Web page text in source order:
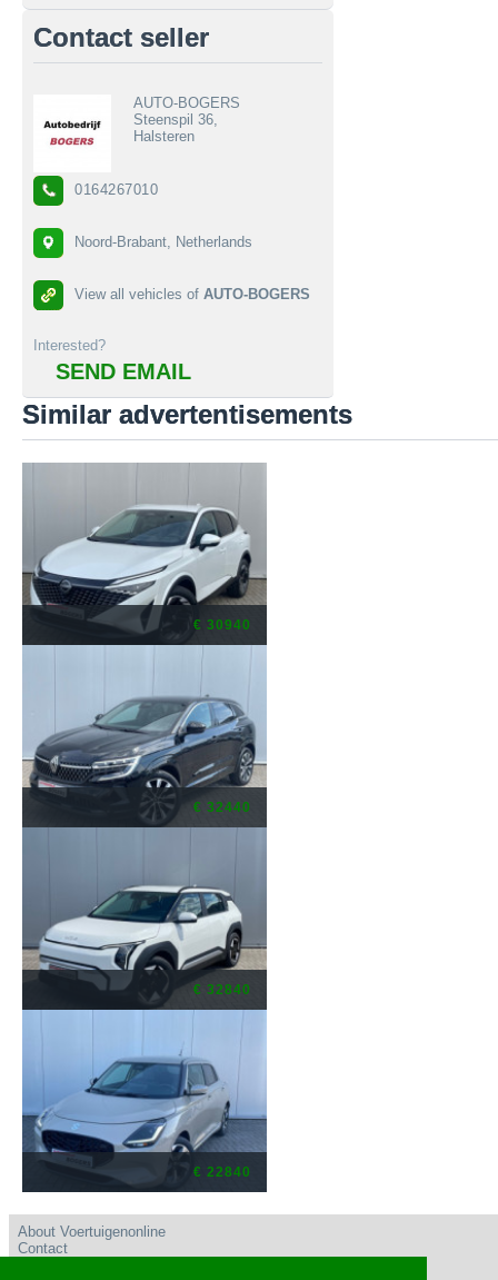
Contact seller
AUTO-BOGERS
Steenspil 36,
Halsteren
0164267010
Noord-Brabant, Netherlands
View all vehicles of AUTO-BOGERS
Interested?
SEND EMAIL
Similar advertentisements
€ 30940
€ 32440
€ 32840
€ 22840
About Voertuigenonline
Contact